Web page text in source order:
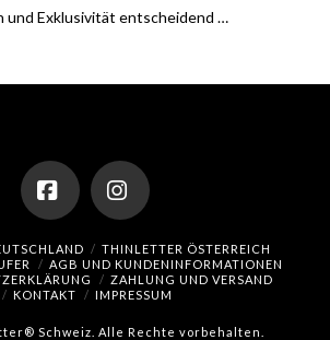
und Exklusivität entscheidend …
FacebookInstagram
THINLETTER ÖSTERREICH
AGB UND KUNDENINFORMATIONEN
ZAHLUNG UND VERSAND
KONTAKT
IMPRESSUM
Schweiz. Alle Rechte vorbehalten.